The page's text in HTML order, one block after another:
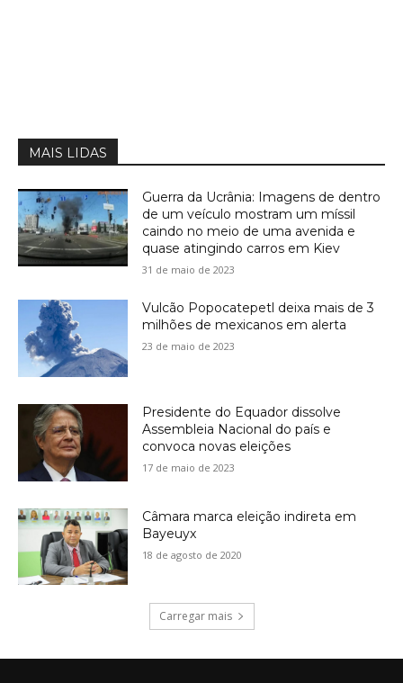
MAIS LIDAS
Guerra da Ucrânia: Imagens de dentro
de um veículo mostram um míssil
caindo no meio de uma avenida e
quase atingindo carros em Kiev
31 de maio de 2023
Vulcão Popocatepetl deixa mais de 3
milhões de mexicanos em alerta
23 de maio de 2023
Presidente do Equador dissolve
Assembleia Nacional do país e
convoca novas eleições
17 de maio de 2023
Câmara marca eleição indireta em
Bayeuyx
18 de agosto de 2020
Carregar mais